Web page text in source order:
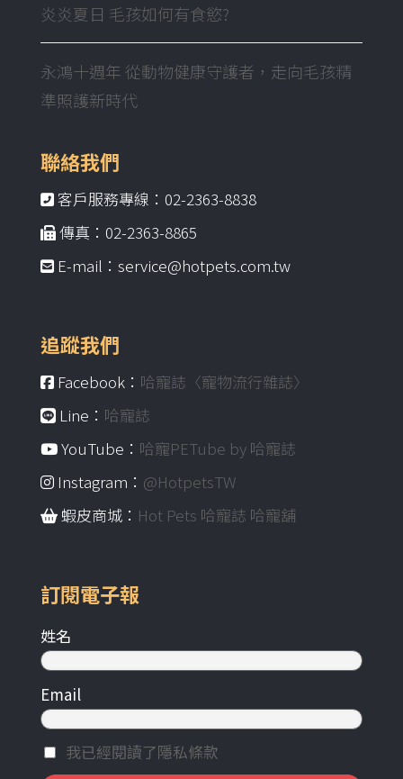
炎炎夏日 毛孩如何有食慾?
永鴻十週年 從動物健康守護者，走向毛孩精
準照護新時代
聯絡我們
客戶服務專線：02-2363-8838
傳真：02-2363-8865
E-mail：service@hotpets.com.tw
追蹤我們
Facebook： 哈寵誌〈寵物流行雜誌〉
Line： 哈寵誌
YouTube： 哈寵PETube by 哈寵誌
Instagram： @HotpetsTW
蝦皮商城： Hot Pets 哈寵誌 哈寵舖
訂閱電子報
姓名
Email
我已經閱讀了隱私條款